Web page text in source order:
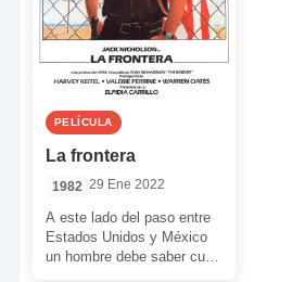
PELÍCULA
La frontera
1982 29 Ene 2022
A este lado del paso entre
Estados Unidos y México
un hombre debe saber cuál